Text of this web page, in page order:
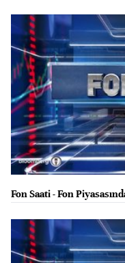
Fon Saati - Fon